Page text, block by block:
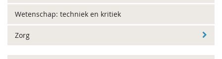
Wetenschap: techniek en kritiek
Zorg